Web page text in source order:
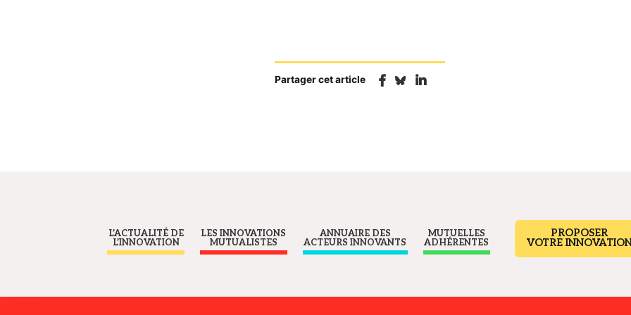
Partager cet article
L’ACTUALITÉ DE
L’INNOVATION
LES INNOVATIONS
MUTUALISTES
ANNUAIRE DES
ACTEURS INNOVANTS
MUTUELLES
ADHÉRENTES
PROPOSER
VOTRE